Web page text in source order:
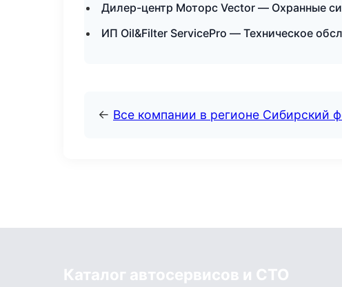
Дилер-центр Моторс Vector — Охранные
ИП Oil&Filter ServicePro — Техническое
← Все компании в регионе Сибирский
Каталог автосервисов и СТО